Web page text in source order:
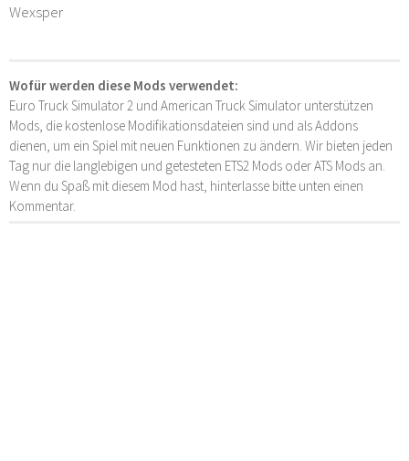
Wexsper
Wofür werden diese Mods verwendet:
Euro Truck Simulator 2 und American Truck Simulator unterstützen
Mods, die kostenlose Modifikationsdateien sind und als Addons
dienen, um ein Spiel mit neuen Funktionen zu ändern. Wir bieten jeden
Tag nur die langlebigen und getesteten ETS2 Mods oder ATS Mods an.
Wenn du Spaß mit diesem Mod hast, hinterlasse bitte unten einen
Kommentar.